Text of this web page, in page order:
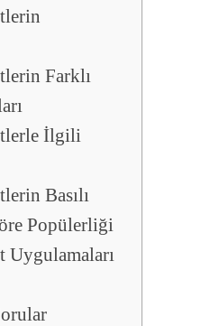
Farklı
İlgili
Basılı
Popülerliği